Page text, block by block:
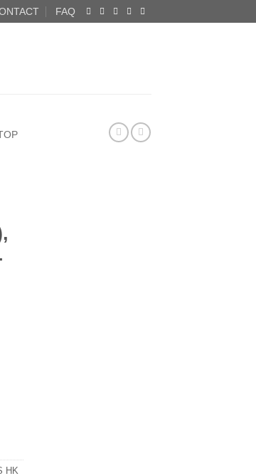
FAQ
HK